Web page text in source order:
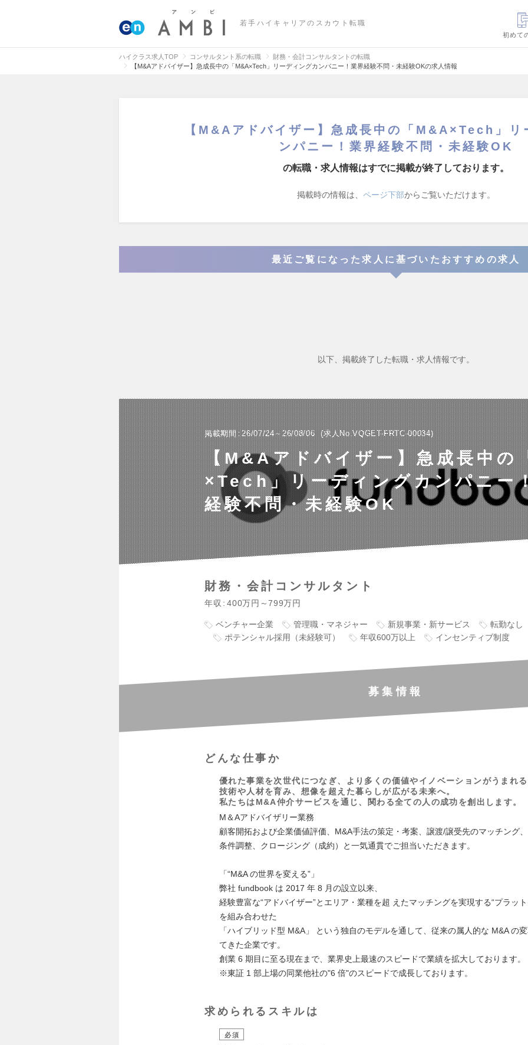
若手ハイキャリアのスカウト転職
初めて
ハイクラス求人TOP コンサルタント系の転職
財務・会計コンサルタントの転職
【M&Aアドバイザー】急成長中の「M&A×Tech」リーディングカンパニー！業界経験不問・未経験OKの求人情報
【M&Aアドバイザー】急成長中の「M&A×Tech」リ
ンパニー！業界経験不問・未経験OK
の転職・求人情報はすでに掲載が終了しております。
掲載時の情報は、 ページ下部からご覧いただけます。
最近ご覧になった求人に基づいたおすすめの求人
以下、掲載終了した転職・求人情報です。
掲載期間 26/07/24～26/08/06 求人No.VQGET-FRTC-00034
【M&Aアドバイザー】急成長中の
×Tech」リーディングカンパニー
経験不問・未経験OK
財務・会計コンサルタント
年収 400万円～799万円
ベンチャー企業 管理職・マネジャー 新規事業・新サービス 転勤なし
ポテンシャル採用（未経験可）
年収600万以上 インセンティブ制度
募集情報
どんな仕事か
優れた事業を次世代につなぎ、より多くの価値やイノベーションがうまれる
技術や人材を育み、想像を超えた暮らしが広がる未来へ。
私たちはM&A仲介サービスを通じ、関わる全ての人の成功を創出します。
M＆Aアドバイザリー業務
顧客開拓および企業価値評価、M&A手法の策定・考案、譲渡/譲受先のマッチング、
条件調整、クロージング（成約）と一気通貫でご担当いただきます。
「“M&A の世界を変える”」
弊社 fundbook は 2017 年 8 月の設立以来、
経験豊富な“アドバイザー”とエリア・業種を超 えたマッチングを実現する“プラット
を組み合わせた
「ハイブリッド型 M&A」 という独自のモデルを通して、従来の属人的な M&A の
てきた企業です。
創業 6 期目に至る現在まで、業界史上最速のスピードで業績を拡大しております。
※東証 1 部上場の同業他社の"6 倍"のスピードで成長しております。
求められるスキルは
必須